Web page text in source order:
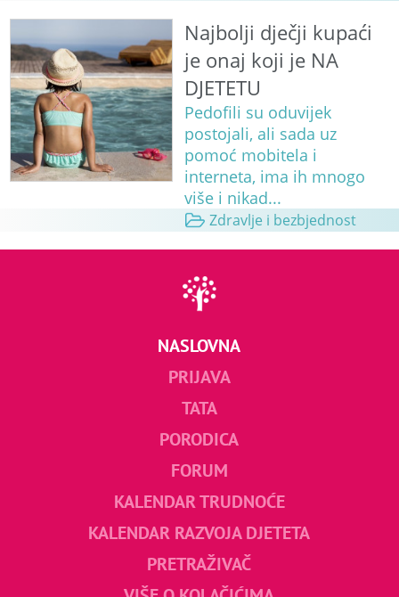
Najbolji dječji kupaći
je onaj koji je NA
DJETETU
Pedofili su oduvijek
postojali, ali sada uz
pomoć mobitela i
interneta, ima ih mnogo
više i nikad...
Zdravlje i bezbjednost
NASLOVNA
PRIJAVA
TATA
PORODICA
FORUM
KALENDAR TRUDNOĆE
KALENDAR RAZVOJA DJETETA
PRETRAŽIVAČ